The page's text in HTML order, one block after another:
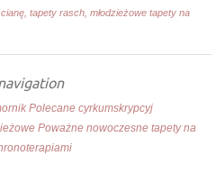
tapety rasch, młodzieżowe tapety na
Polecane cyrkumskrypcyj
Poważne nowoczesne tapety na